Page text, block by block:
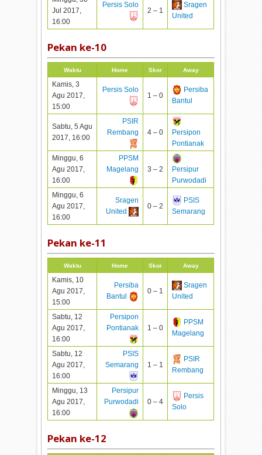
Jul 2017,
16:00
Persis Solo
2 – 1
Sragen
United
Pekan ke-10
Waktu Home Skor Away
Kamis, 3
Agu 2017,
15:00
Persis Solo
1 – 0
Persiba
Bantul
Sabtu, 5 Agu
2017, 16:00
PSIR
Rembang
4 – 0
Persipon
Pontianak
Minggu, 6
Agu 2017,
16:00
PPSM
Magelang
3 – 2
Persipur
Purwodadi
Minggu, 6
Agu 2017,
16:00
Sragen
United
0 – 2
PSIS
Semarang
Pekan ke-11
Waktu Home Skor Away
Kamis, 10
Agu 2017,
15:00
Persiba
Bantul
0 – 1
Sragen
United
Sabtu, 12
Agu 2017,
16:00
Persipon
Pontianak
1 – 0
PPSM
Magelang
Sabtu, 12
Agu 2017,
16:00
PSIS
Semarang
1 – 1
PSIR
Rembang
Minggu, 13
Agu 2017,
16:00
Persipur
Purwodadi
0 – 4
Persis
Solo
Pekan ke-12